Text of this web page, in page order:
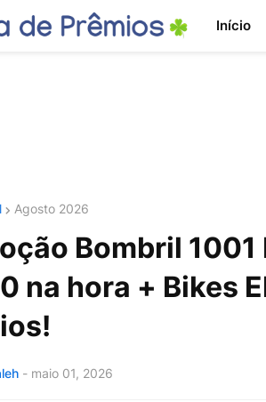
Início
Agosto 2026
Bombril
na hora + Bikes
- maio 01, 2026